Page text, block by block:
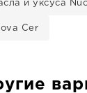
и уксуса
Cer